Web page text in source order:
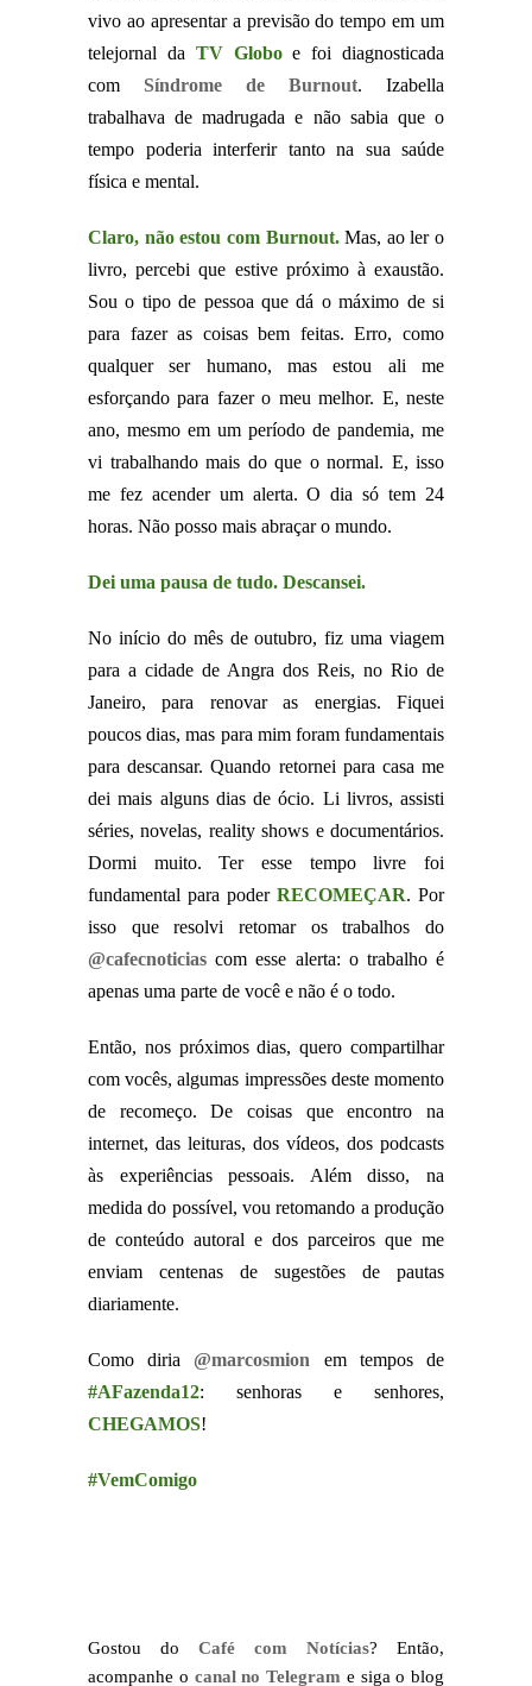
vivo ao apresentar a previsão do tempo em um
telejornal da TV Globoe foi diagnosticada
com Síndrome de Burnout. Izabella
trabalhava de madrugada e não sabia que o
tempo poderia interferir tanto na sua saúde
física e mental.
Claro, não estou com Burnout.Mas, ao ler o
livro, percebi que estive próximo à exaustão.
Sou o tipo de pessoa que dá o máximo de si
para fazer as coisas bem feitas. Erro, como
qualquer ser humano, mas estou ali me
esforçando para fazer o meu melhor. E, neste
ano, mesmo em um período de pandemia, me
vi trabalhando mais do que o normal. E, isso
me fez acender um alerta. O dia só tem 24
horas. Não posso mais abraçar o mundo.
Dei uma pausa de tudo. Descansei.
No início do mês de outubro, fiz uma viagem
para a cidade de Angra dos Reis, no Rio de
Janeiro, para renovar as energias. Fiquei
poucos dias, mas para mim foram fundamentais
para descansar. Quando retornei para casa me
dei mais alguns dias de ócio. Li livros, assisti
séries, novelas, reality shows e documentários.
Dormi muito. Ter esse tempo livre foi
fundamental para poder RECOMEÇAR. Por
isso que resolvi retomar os trabalhos do
@cafecnoticias com esse alerta: o trabalho é
apenas uma parte de você e não é o todo.
Então, nos próximos dias, quero compartilhar
com vocês, algumas impressões deste momento
de recomeço. De coisas que encontro na
internet, das leituras, dos vídeos, dos podcasts
às experiências pessoais. Além disso, na
medida do possível, vou retomando a produção
de conteúdo autoral e dos parceiros que me
enviam centenas de sugestões de pautas
diariamente.
Como diria @marcosmion em tempos de
#AFazenda12: senhoras e senhores,
CHEGAMOS!
#VemComigo
Gostou do Café com Notícias? Então,
acompanhe o canal no Telegram e siga o blog